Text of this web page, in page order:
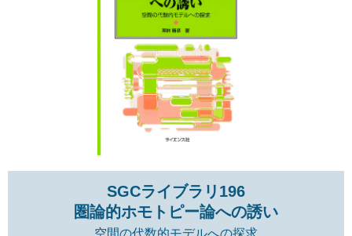
SGCライブラリ196
圏論的ホモトピー論への誘い
空間の代数的モデルへの探求